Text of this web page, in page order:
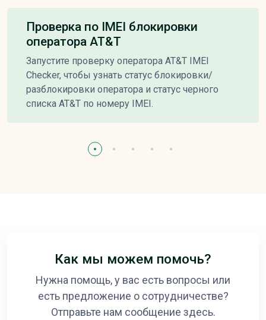
Проверка по IMEI блокировки
оператора AT&T
Запустите проверку оператора AT&T IMEI
Checker, чтобы узнать статус блокировки/
разблокировки оператора и статус черного
списка AT&T по номеру IMEI.
Как мы можем помочь?
Нужна помощь, у вас есть вопросы или
есть предложение о сотрудничестве?
Отправьте нам сообщение здесь.